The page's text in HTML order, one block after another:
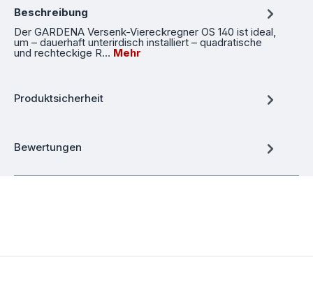
Beschreibung
Der GARDENA Versenk-Viereckregner OS 140 ist ideal,
um – dauerhaft unterirdisch installiert – quadratische
und rechteckige R… Mehr
Produktsicherheit
Bewertungen